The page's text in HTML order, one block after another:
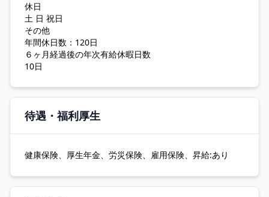
休日
土 日 祝日
その他
年間休日数：120日
６ヶ月経過後の年次有給休暇日数
10日
待遇・福利厚生
健康保険、厚生年金、労災保険、雇用保険、昇給:あり